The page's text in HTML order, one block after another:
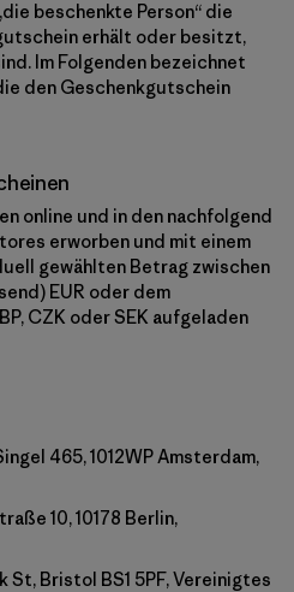
beschenkte Person“ die
erhält oder besitzt,
Im Folgenden bezeichnet
den Geschenkgutschein
online und in den nachfolgend
erworben und mit einem
gewählten Betrag zwischen
EUR oder dem
CZK oder SEK aufgeladen
465, 1012WP Amsterdam,
10, 10178 Berlin,
St, Bristol BS1 5PF, Vereinigtes